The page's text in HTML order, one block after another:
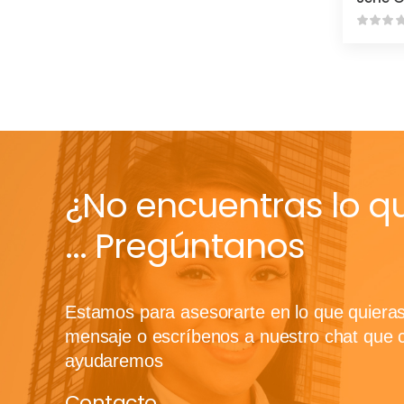
¿No encuentras lo
... Pregúntanos
Estamos para asesorarte en lo que
mensaje o escríbenos a nuestro chat que
ayudaremos